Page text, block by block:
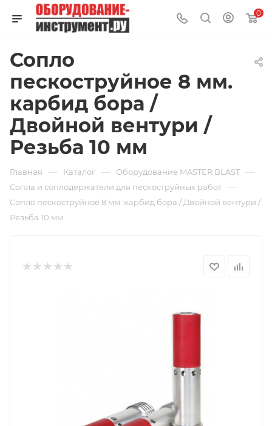
0
Сопло
пескоструйное 8 мм.
карбид бора /
Двойной вентури /
Резьба 10 мм
Главная — Каталог — Оборудование MASTER BLAST —
Сопла и соплодержатели для пескоструйных работ —
Сопло пескоструйное 8 мм. карбид бора / Двойной вентури /
Резьба 10 мм